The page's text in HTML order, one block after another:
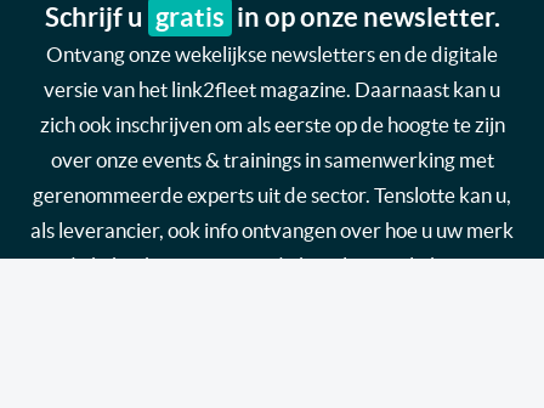
Schrijf u gratis in op onze newsletter.
Ontvang onze wekelijkse newsletters en de digitale
versie van het link2fleet magazine. Daarnaast kan u
zich ook inschrijven om als eerste op de hoogte te zijn
over onze events & trainings in samenwerking met
gerenommeerde experts uit de sector. Tenslotte kan u,
als leverancier, ook info ontvangen over hoe u uw merk
in de kijker kan zetten via de kanalen van link2fleet.